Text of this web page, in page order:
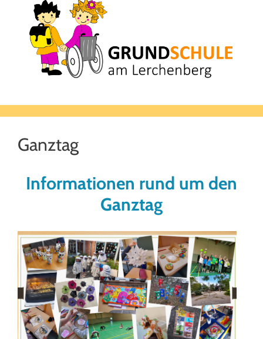
Ganztag
Informationen rund um den
Ganztag